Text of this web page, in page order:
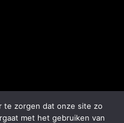
te zorgen dat onze site zo
met het gebruiken van